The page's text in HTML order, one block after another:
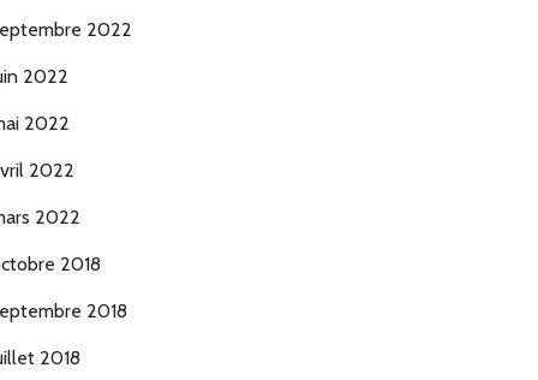
2022
2022
2022
2022
2022
2018
2018
2018